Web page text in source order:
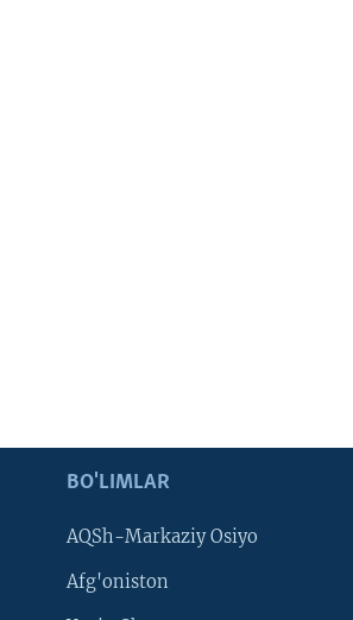
BO'LIMLAR
AQSh-Markaziy Osiyo
Afg'oniston